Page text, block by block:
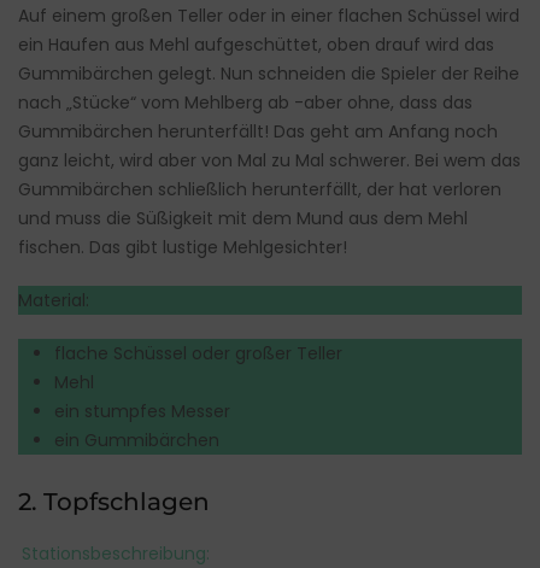
Auf einem großen Teller oder in einer flachen Schüssel wird
ein Haufen aus Mehl aufgeschüttet, oben drauf wird das
Gummibärchen gelegt. Nun schneiden die Spieler der Reihe
nach „Stücke“ vom Mehlberg ab -aber ohne, dass das
Gummibärchen herunterfällt! Das geht am Anfang noch
ganz leicht, wird aber von Mal zu Mal schwerer. Bei wem das
Gummibärchen schließlich herunterfällt, der hat verloren
und muss die Süßigkeit mit dem Mund aus dem Mehl
fischen. Das gibt lustige Mehlgesichter!
Material:
flache Schüssel oder großer Teller
Mehl
ein stumpfes Messer
ein Gummibärchen
2. Topfschlagen
Stationsbeschreibung: